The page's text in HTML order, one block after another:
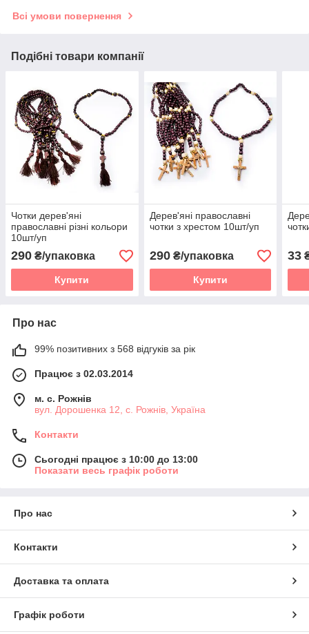
Всі умови повернення
Подібні товари компанії
Чотки дерев'яні
православні різні кольори
10шт/уп
290 ₴/упаковка
Купити
Дерев'яні православні
чотки з хрестом 10шт/уп
290₴/упаковка
Купити
33
Про нас
99% позитивних з 568 відгуків за рік
Працює з 02.03.2014
м. с. Рожнів
вул. Дорошенка 12, с. Рожнів, Україна
Контакти
Сьогодні працює з 10:00 до 13:00
Показати весь графік роботи
Про нас
Контакти
Доставка та оплата
Графік роботи